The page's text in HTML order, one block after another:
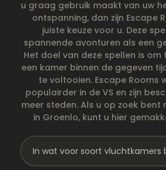
u graag gebruik maakt van uw
ontspanning, dan zijn Escape
juiste keuze voor u. Deze
spannende avonturen als een
Het doel van deze spellen is
een kamer binnen de gegeven
te voltooien. Escape Rooms
populairder in de VS en zijn
meer steden. Als u op zoek bent
in Groenlo, kunt u hier